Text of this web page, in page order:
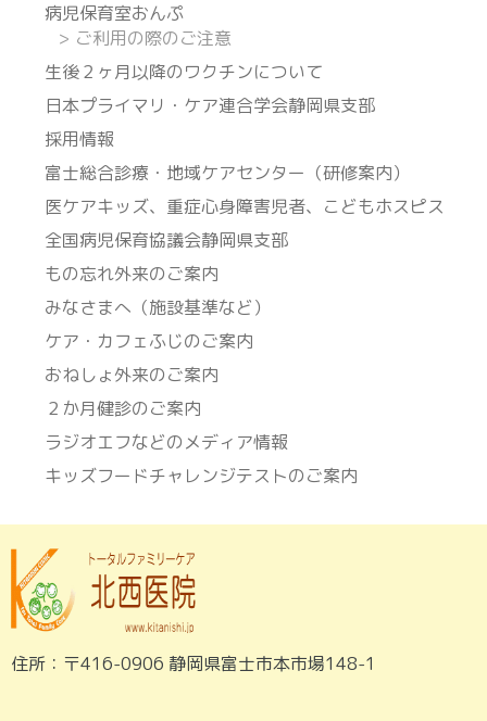
病児保育室おんぷ
> ご利用の際のご注意
生後２ヶ月以降のワクチンについて
日本プライマリ・ケア連合学会静岡県支部
採用情報
富士総合診療・地域ケアセンター（研修案内）
医ケアキッズ、重症心身障害児者、こどもホスピス
全国病児保育協議会静岡県支部
もの忘れ外来のご案内
みなさまへ（施設基準など）
ケア・カフェふじのご案内
おねしょ外来のご案内
２か月健診のご案内
ラジオエフなどのメディア情報
キッズフードチャレンジテストのご案内
住所：〒416-0906 静岡県富士市本市場148-1